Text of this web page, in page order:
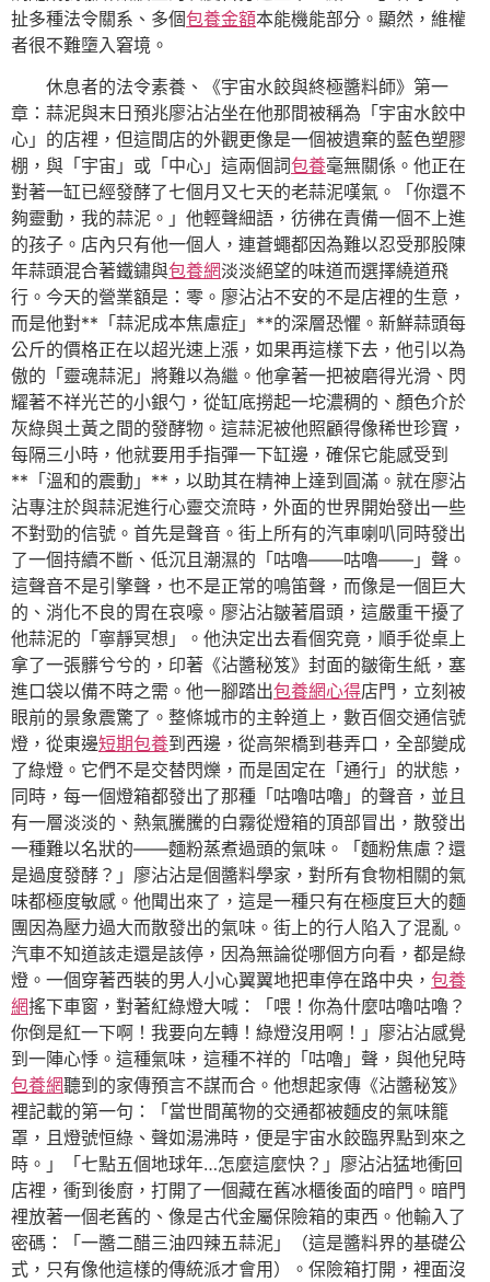
扯多種法令關系、多個包養金額本能機能部分。顯然，維權
者很不難墮入窘境。
休息者的法令素養、《宇宙水餃與終極醬料師》第一
章：蒜泥與末日預兆廖沾沾坐在他那間被稱為「宇宙水餃中
心」的店裡，但這間店的外觀更像是一個被遺棄的藍色塑膠
棚，與「宇宙」或「中心」這兩個詞包養毫無關係。他正在
對著一缸已經發酵了七個月又七天的老蒜泥嘆氣。「你還不
夠靈動，我的蒜泥。」他輕聲細語，彷彿在責備一個不上進
的孩子。店內只有他一個人，連蒼蠅都因為難以忍受那股陳
年蒜頭混合著鐵鏽與包養網淡淡絕望的味道而選擇繞道飛
行。今天的營業額是：零。廖沾沾不安的不是店裡的生意，
而是他對**「蒜泥成本焦慮症」**的深層恐懼。新鮮蒜頭每
公斤的價格正在以超光速上漲，如果再這樣下去，他引以為
傲的「靈魂蒜泥」將難以為繼。他拿著一把被磨得光滑、閃
耀著不祥光芒的小銀勺，從缸底撈起一坨濃稠的、顏色介於
灰綠與土黃之間的發酵物。這蒜泥被他照顧得像稀世珍寶，
每隔三小時，他就要用手指彈一下缸邊，確保它能感受到
**「溫和的震動」**，以助其在精神上達到圓滿。就在廖沾
沾專注於與蒜泥進行心靈交流時，外面的世界開始發出一些
不對勁的信號。首先是聲音。街上所有的汽車喇叭同時發出
了一個持續不斷、低沉且潮濕的「咕嚕——咕嚕——」聲。
這聲音不是引擎聲，也不是正常的鳴笛聲，而像是一個巨大
的、消化不良的胃在哀嚎。廖沾沾皺著眉頭，這嚴重干擾了
他蒜泥的「寧靜冥想」。他決定出去看個究竟，順手從桌上
拿了一張髒兮兮的，印著《沾醬秘笈》封面的皺衛生紙，塞
進口袋以備不時之需。他一腳踏出包養網心得店門，立刻被
眼前的景象震驚了。整條城市的主幹道上，數百個交通信號
燈，從東邊短期包養到西邊，從高架橋到巷弄口，全部變成
了綠燈。它們不是交替閃爍，而是固定在「通行」的狀態，
同時，每一個燈箱都發出了那種「咕嚕咕嚕」的聲音，並且
有一層淡淡的、熱氣騰騰的白霧從燈箱的頂部冒出，散發出
一種難以名狀的——麵粉蒸煮過頭的氣味。「麵粉焦慮？還
是過度發酵？」廖沾沾是個醬料學家，對所有食物相關的氣
味都極度敏感。他聞出來了，這是一種只有在極度巨大的麵
團因為壓力過大而散發出的氣味。街上的行人陷入了混亂。
汽車不知道該走還是該停，因為無論從哪個方向看，都是綠
燈。一個穿著西裝的男人小心翼翼地把車停在路中央， 包養
網搖下車窗，對著紅綠燈大喊：「喂！你為什麼咕嚕咕嚕？
你倒是紅一下啊！我要向左轉！綠燈沒用啊！」廖沾沾感覺
到一陣心悸。這種氣味，這種不祥的「咕嚕」聲，與他兒時
包養網聽到的家傳預言不謀而合。他想起家傳《沾醬秘笈》
裡記載的第一句：「當世間萬物的交通都被麵皮的氣味籠
罩，且燈號恒綠、聲如湯沸時，便是宇宙水餃臨界點到來之
時。」「七點五個地球年…怎麼這麼快？」廖沾沾猛地衝回
店裡，衝到後廚，打開了一個藏在舊冰櫃後面的暗門。暗門
裡放著一個老舊的、像是古代金屬保險箱的東西。他輸入了
密碼：「一醬二醋三油四辣五蒜泥」（這是醬料界的基礎公
式，只有像他這樣的傳統派才會用）。保險箱打開，裡面沒